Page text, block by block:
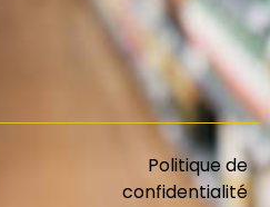
Politique de
confidentialité